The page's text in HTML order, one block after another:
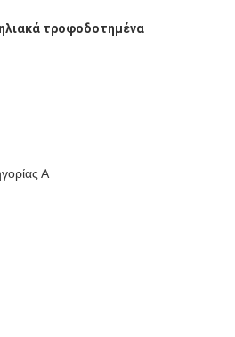
τροφοδοτημένα
Α